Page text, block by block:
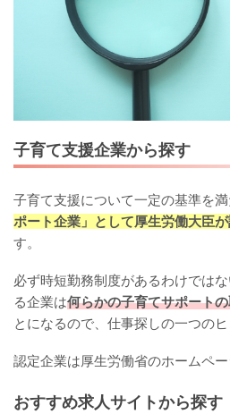
子育て支援企業から探す
子育て支援について一定の基準を
ポート企業」として厚生労働大臣
す。
必ず時短勤務制度があるわけでは
る企業は何らかの子育てサポート
とになるので、仕事探しの一つのヒ
認定企業は厚生労働省のホームペー
おすすめ求人サイトから探す